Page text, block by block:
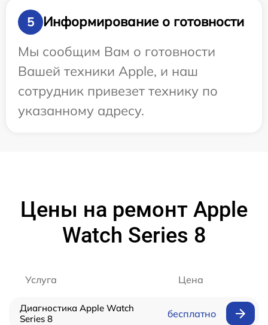
5
Информирование о готовности
Мы сообщим Вам о готовности
Вашей техники Apple, и наш
сотрудник привезет технику по
указанному адресу.
Цены на ремонт Apple
Watch Series 8
Услуга Цена
Диагностика Apple Watch
Series 8
бесплатно